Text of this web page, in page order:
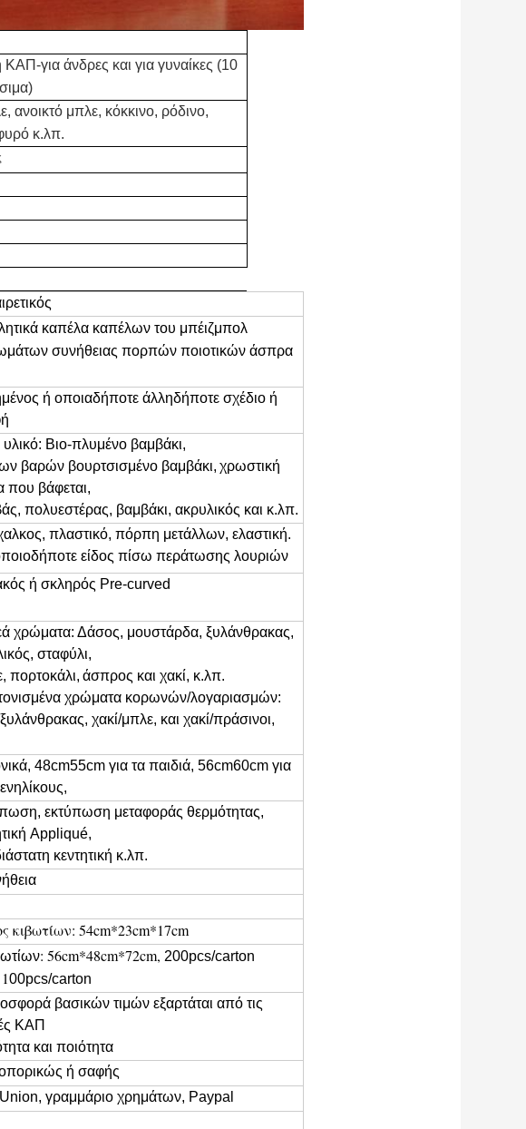
για άνδρες και για γυναίκες (10
μπλε, κόκκινο, ρόδινο,
κ.λπ.
καπέλα καπέλων του μπέιζμπολ
συνήθειας πορπών ποιοτικών άσπρα
ή οποιαδήποτε άλληδήποτε σχέδιο ή
Βιο-πλυμένο βαμβάκι,
βαρών βουρτσισμένο βαμβάκι, χρωστική
που βάφεται,
πολυεστέρας, βαμβάκι, ακρυλικός και κ.λπ.
πλαστικό, πόρπη μετάλλων, ελαστική.
είδος πίσω περάτωσης λουριών
ή σκληρός Pre-curved
χρώματα: Δάσος, μουστάρδα, ξυλάνθρακας,
σταφύλι,
πορτοκάλι, άσπρος και χακί, κ.λπ.
χρώματα κορωνών/λογαριασμών:
χακί/μπλε, και χακί/πράσινοι,
48cm55cm για τα παιδιά, 56cm60cm για
εκτύπωση μεταφοράς θερμότητας,
Appliqué,
κεντητική κ.λπ.
κιβωτίων: 54cm*23cm*17cm
: 56cm*48cm*72cm, 200pcs/carton
00pcs/carton
βασικών τιμών εξαρτάται από τις
ΚΑΠ
και ποιότητα
ή σαφής
γραμμάριο χρημάτων, Paypal